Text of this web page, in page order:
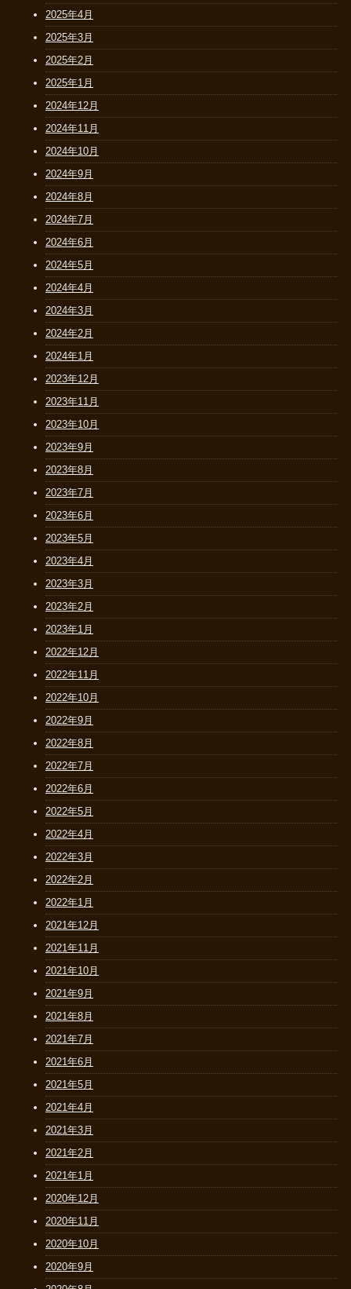
2025年4月
2025年3月
2025年2月
2025年1月
2024年12月
2024年11月
2024年10月
2024年9月
2024年8月
2024年7月
2024年6月
2024年5月
2024年4月
2024年3月
2024年2月
2024年1月
2023年12月
2023年11月
2023年10月
2023年9月
2023年8月
2023年7月
2023年6月
2023年5月
2023年4月
2023年3月
2023年2月
2023年1月
2022年12月
2022年11月
2022年10月
2022年9月
2022年8月
2022年7月
2022年6月
2022年5月
2022年4月
2022年3月
2022年2月
2022年1月
2021年12月
2021年11月
2021年10月
2021年9月
2021年8月
2021年7月
2021年6月
2021年5月
2021年4月
2021年3月
2021年2月
2021年1月
2020年12月
2020年11月
2020年10月
2020年9月